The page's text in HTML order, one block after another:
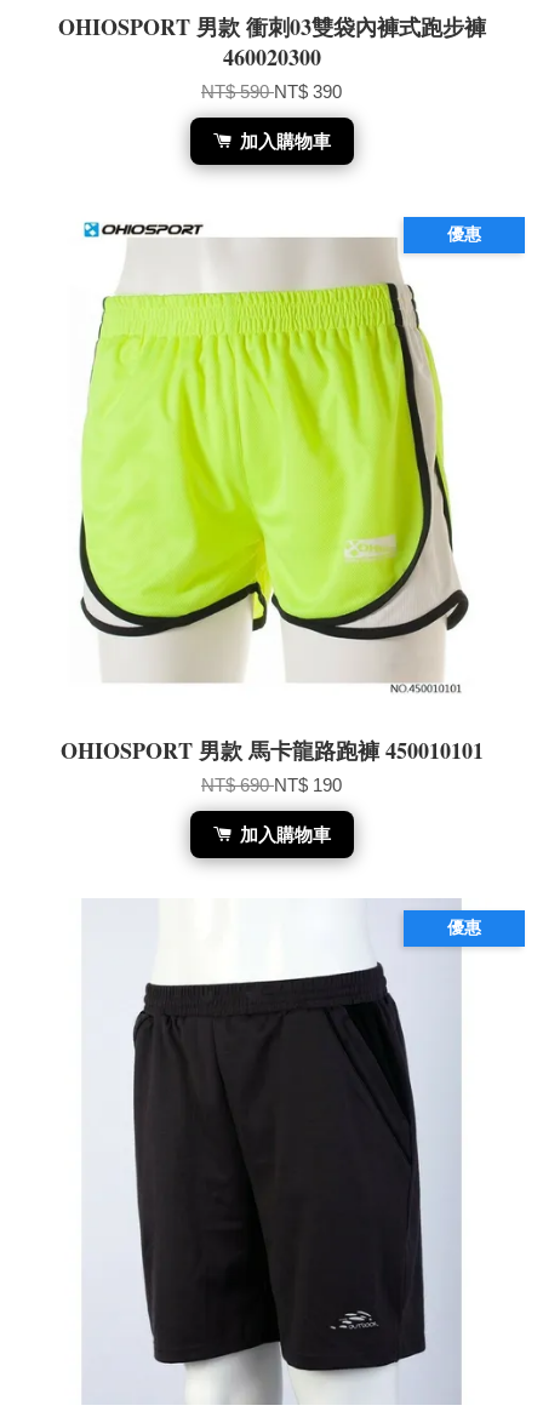
OHIOSPORT 男款 衝刺03雙袋內褲式跑步褲
460020300
NT$ 590NT$ 390
加入購物車
優惠
OHIOSPORT 男款 馬卡龍路跑褲 450010101
NT$ 690NT$ 190
加入購物車
優惠